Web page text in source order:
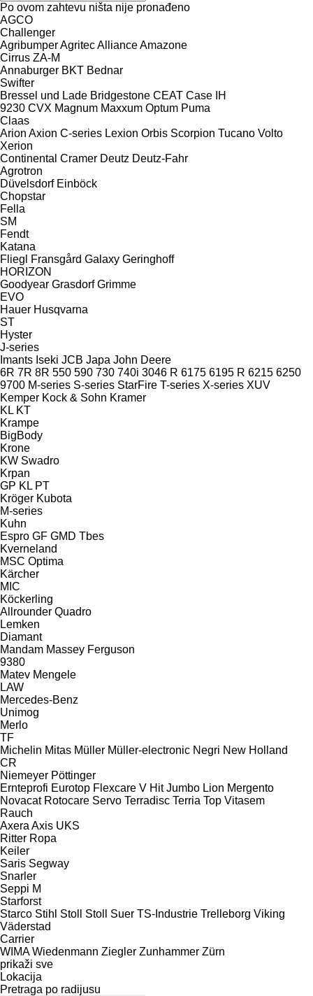
Po ovom zahtevu ništa nije pronađeno
AGCO
Challenger
AgribumperAgritecAllianceAmazone
Cirrus ZA-M
Annaburger BKT Bednar
Swifter
Bressel und Lade Bridgestone CEAT Case IH
9230 CVX Magnum Maxxum Optum Puma
Claas
Arion Axion C-series Lexion Orbis Scorpion Tucano Volto
Xerion
Continental Cramer Deutz Deutz-Fahr
Agrotron
Düvelsdorf Einböck
Chopstar
Fella
SM
Fendt
Katana
Fliegl
Fransgård Galaxy Geringhoff
HORIZON
Goodyear Grasdorf Grimme
EVO
Hauer Husqvarna
ST
Hyster
J-series
Imants Iseki JCB Japa John Deere
6R 7R 8R 550 590 730 740i 3046 R 6175 6195 R 6215 6250
9700 M-series S-series StarFire T-series X-series XUV
Kemper Kock & Sohn Kramer
KL KT
Krampe
BigBody
Krone
KW Swadro
Krpan
GP KL PT
Kröger Kubota
M-series
Kuhn
Espro GF GMD Tbes
Kverneland
MSC Optima
Kärcher
MIC
Köckerling
Allrounder Quadro
Lemken
Diamant
Mandam Massey Ferguson
9380
Matev Mengele
LAW
Mercedes-Benz
Unimog
Merlo
TF
Michelin Mitas Müller Müller-electronic Negri New Holland
CR
Niemeyer Pöttinger
Ernteprofi Eurotop Flexcare V Hit Jumbo Lion Mergento
Novacat Rotocare Servo Terradisc Terria Top Vitasem
Rauch
Axera Axis UKS
Ritter Ropa
Keiler
Saris Segway
Snarler
Seppi M
Starforst
Starco Stihl Stoll Stoll Suer TS-Industrie Trelleborg Viking
Väderstad
Carrier
WIMA Wiedenmann Ziegler Zunhammer Zürn
prikaži sve
Lokacija
Pretraga po radijusu